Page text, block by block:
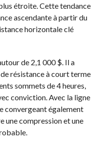
étroite. Cette tendance
ascendante à partir du
horizontale clé
de 2,1 000 $. Il a
résistance à court terme
sommets de 4 heures,
conviction. Avec la ligne
convergeant également
une compression et une